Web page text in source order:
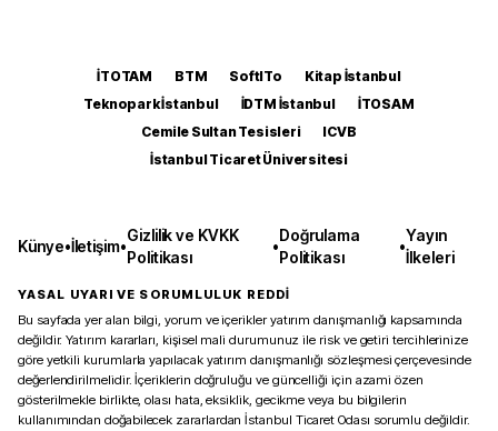
İTOTAM BTM SoftITo
Kitap İstanbul
Teknopark İstanbul
İDTM İstanbul
İTOSAM
Cemile Sultan Tesisleri
ICVB
İstanbul Ticaret Üniversitesi
Künye•İletişim•
Gizlilik ve KVKK
Politikası
•
Doğrulama
Politikası
•
Yayın
İlkeleri
YASAL UYARI VE SORUMLULUK REDDİ
Bu sayfada yer alan bilgi, yorum ve içerikler yatırım danışmanlığı kapsamında
değildir. Yatırım kararları, kişisel mali durumunuz ile risk ve getiri tercihlerinize
göre yetkili kurumlarla yapılacak yatırım danışmanlığı sözleşmesi çerçevesinde
değerlendirilmelidir. İçeriklerin doğruluğu ve güncelliği için azami özen
gösterilmekle birlikte, olası hata, eksiklik, gecikme veya bu bilgilerin
kullanımından doğabilecek zararlardan İstanbul Ticaret Odası sorumlu değildir.